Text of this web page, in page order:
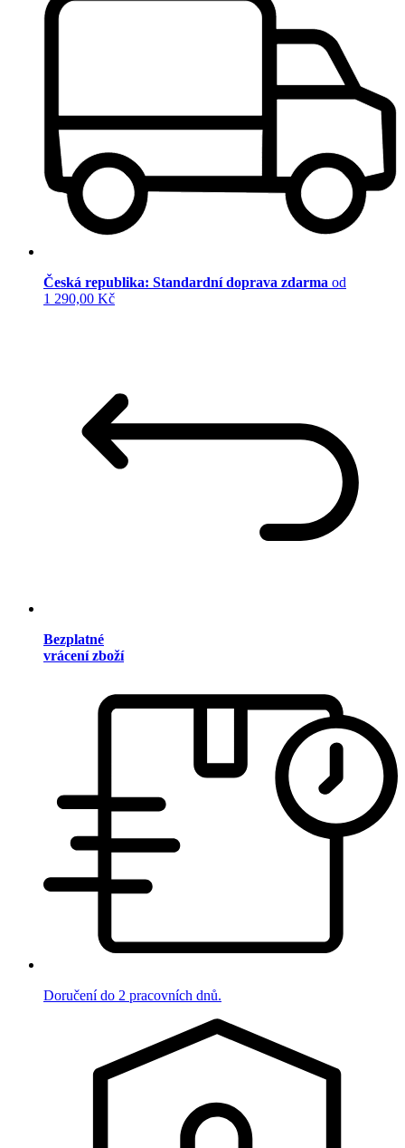
Česká republika: Standardní doprava zdarma od
1 290,00 Kč
Bezplatné
vrácení zboží
Doručení do 2 pracovních dnů.